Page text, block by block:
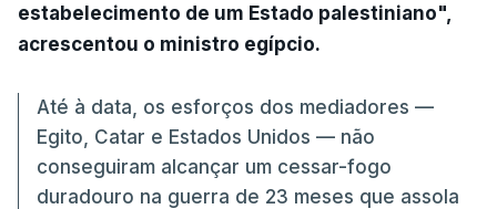
estabelecimento de um Estado palestiniano",
acrescentou o ministro egípcio.
Até à data, os esforços dos mediadores —
Egito, Catar e Estados Unidos — não
conseguiram alcançar um cessar-fogo
duradouro na guerra de 23 meses que assola